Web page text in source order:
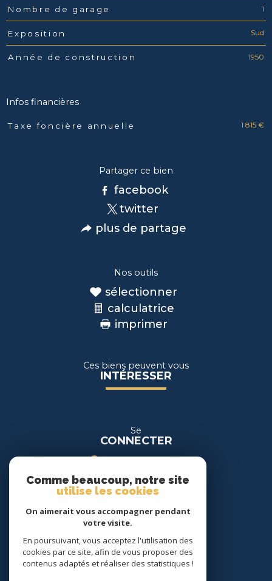
Nombre de garage 1
Exposition Sud
Année de construction 1950
Infos financières
Caractéristiques Valeurs
Taxe foncière annuelle 1 815 €
Partager ce bien
facebook
twitter
plus de partage
Nos outils
sélectionner
calculatrice
imprimer
Ces biens peuvent vous
INTÉRESSER
Se
CONNECTER
espace location
Nous
SUIVRE
Comme beaucoup, notre site
utilise les cookies
On aimerait vous accompagner pendant
votre visite.
En poursuivant, vous acceptez l'utilisation des
cookies par ce site, afin de vous proposer des
contenus adaptés et réaliser des statistiques !